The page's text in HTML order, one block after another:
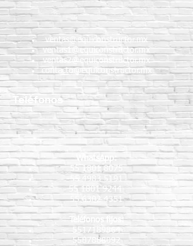
ventas@equiconstructor.mx
ventas1@equiconstructor.mx
ventas2@equiconstructor.mx
contacto@equiconstructor.mx
Teléfonos
WhatsApp:
55 1801 8075
55 4983 5191
55 1801 9244
55 6302 4351
Teléfonos fijos:
5517189864
5587888092